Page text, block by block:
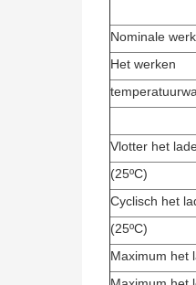
Nominale
Het werken
Vlotter het
(25ºC)
Cyclisch het
(25ºC)
Maximum het